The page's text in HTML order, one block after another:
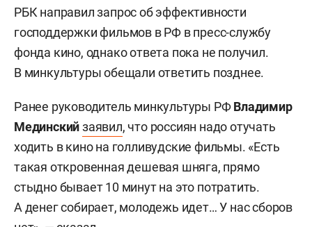
РБК направил запрос об эффективности
господдержки фильмов в РФ в пресс-службу
фонда кино, однако ответа пока не получил.
В минкультуры обещали ответить позднее.
Ранее руководитель минкультуры РФВладимир
Мединскийзаявил, что россиян надо отучать
ходить в кино на голливудские фильмы. «Есть
такая откровенная дешевая шняга, прямо
стыдно бывает 10 минут на это потратить.
А денег собирает, молодежь идет… У нас сборов